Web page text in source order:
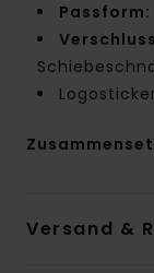
Passform:
Versand &